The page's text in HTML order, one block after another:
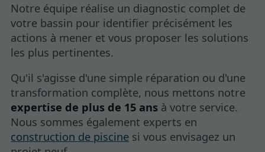
Notre équipe réalise un diagnostic complet de
votre bassin pour identifier précisément les
actions à mener et vous proposer les solutions
les plus pertinentes.
Qu'il s'agisse d'une simple réparation ou d'une
transformation complète, nous mettons notre
expertise de plus de 15 ans à votre service.
Nous sommes également experts en
construction de piscine si vous envisagez un